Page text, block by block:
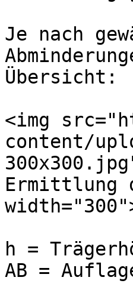
Je nach
Übersicht:
<img
content/
Ermittlung
h =
AB =